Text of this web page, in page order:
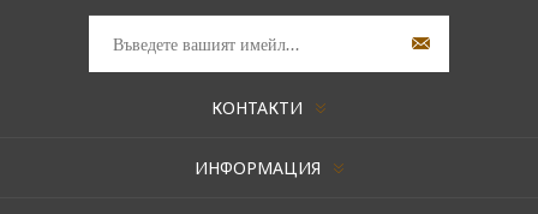
КОНТАКТИ
ИНФОРМАЦИЯ